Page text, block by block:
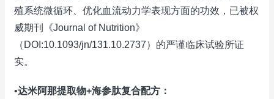
殖系统微循环、优化血流动力学表现方面的功效，已被权
威期刊《Journal of Nutrition》
（DOI:10.1093/jn/131.10.2737）的严谨临床试验所证
实。
•达米阿那提取物+海参肽复合配方：